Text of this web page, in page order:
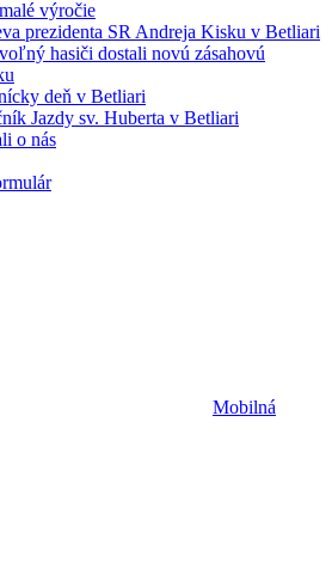
výročie
prezidenta SR Andreja Kisku v Betliari
hasiči dostali novú zásahovú
deň v Betliari
Jazdy sv. Huberta v Betliari
o nás
Mobilná